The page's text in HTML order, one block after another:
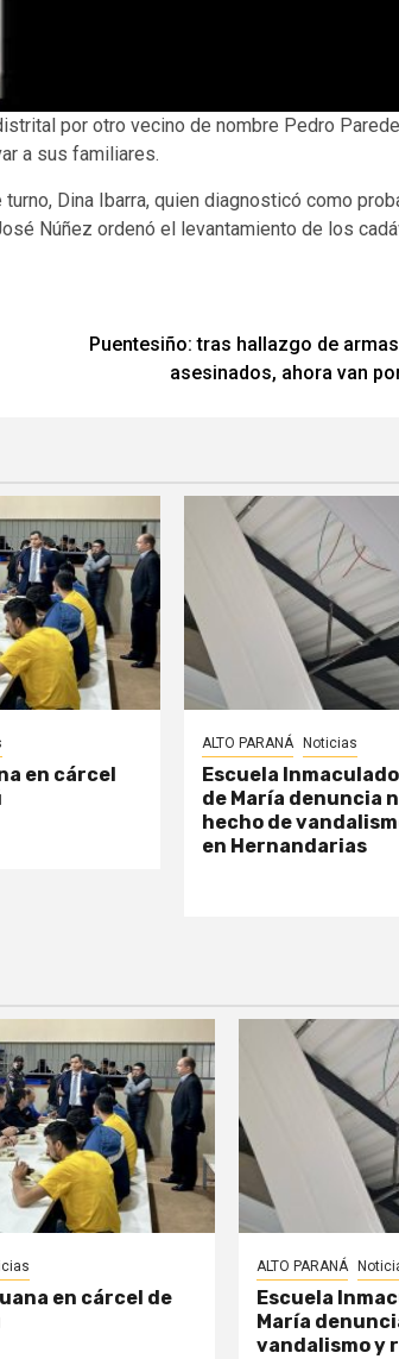
por otro vecino de nombre Pedro
a sus familiares.
Dina Ibarra, quien diagnosticó como
Núñez ordenó el levantamiento de los
Puentesiño: tras hallazgo de
asesinados, ahora van
en cárcel
ALTO PARANÁ Noticias
Escuela
de María denuncia
hecho de
en Hernandarias
en cárcel de
ALTO PARANÁ
Escuela
María
vandalismo y